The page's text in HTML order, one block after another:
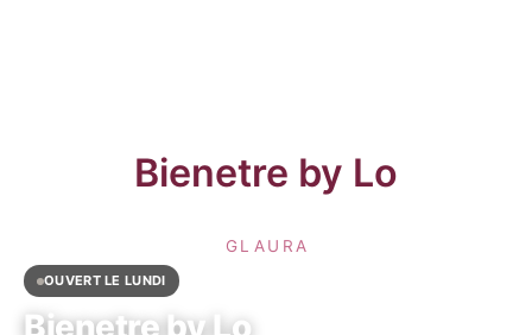
OUVERT LE LUNDI
Bienetre by Lo